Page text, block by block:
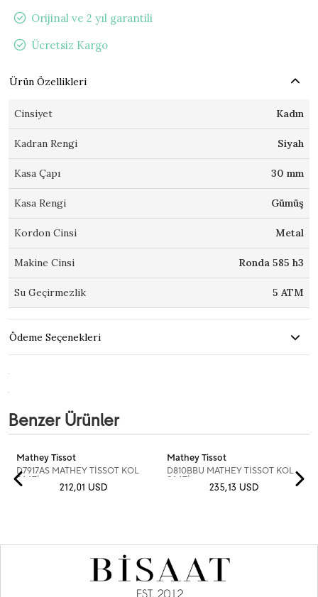
Orijinal ve 2 yıl garantili
Ücretsiz Kargo
Ürün Özellikleri
Cinsiyet Kadın
Kadran Rengi Siyah
Kasa Çapı 30 mm
Kasa Rengi Gümüş
Kordon Cinsi Metal
Makine Cinsi Ronda 585 h3
Su Geçirmezlik 5 ATM
Ödeme Seçenekleri
Benzer Ürünler
Mathey Tissot
D7917AS MATHEY TİSSOT KOL
SAATİ
212,01 USD
Mathey Tissot
D810BBU MATHEY TİSSOT KOL
SAATİ
235,13 USD